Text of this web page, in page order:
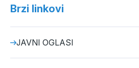
Brzi linkovi
JAVNI OGLASI